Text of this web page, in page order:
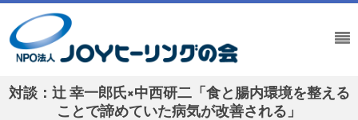
対談：辻 幸一郎氏×中西研二「食と腸内環境を整える
ことで諦めていた病気が改善される」